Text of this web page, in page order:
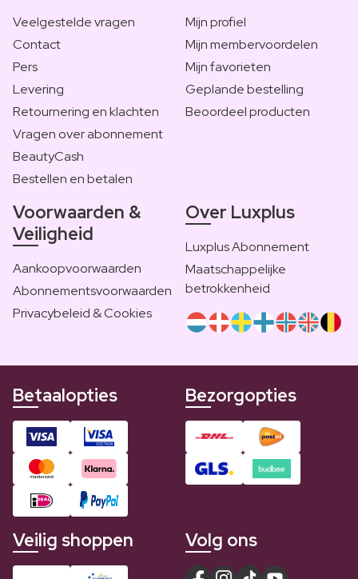
Veelgestelde vragen
Contact
Pers
Levering
Retournering en klachten
Vragen over abonnement
BeautyCash
Bestellen en betalen
Mijn profiel
Mijn membervoordelen
Mijn favorieten
Geplande bestelling
Beoordeel producten
Voorwaarden &
Veiligheid
Aankoopvoorwaarden
Abonnementsvoorwaarden
Privacybeleid & Cookies
Over Luxplus
Luxplus Abonnement
Maatschappelijke
betrokkenheid
Betaalopties Bezorgopties
Veilig shoppen Volg ons